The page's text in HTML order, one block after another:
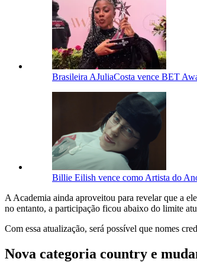
Brasileira AJuliaCosta vence BET
Billie Eilish vence como Artista do
A Academia ainda aproveitou para revelar que a
no entanto, a participação ficou abaixo do limite
Com essa atualização, será possível que nomes
Nova categoria country e